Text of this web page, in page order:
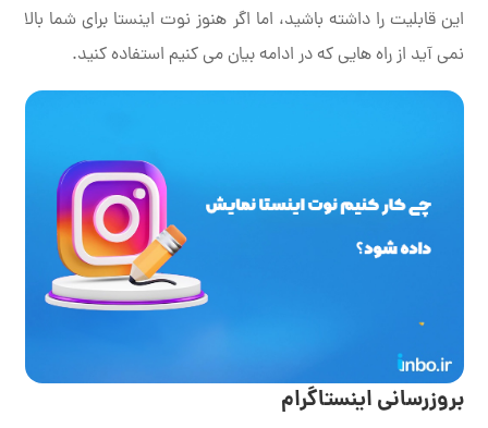
این قابلیت را داشته باشید، اما اگر هنوز نوت اینستا برای شما بالا
نمی آید از راه هایی که در ادامه بیان می کنیم استفاده کنید.
بروزرسانی اینستاگرام